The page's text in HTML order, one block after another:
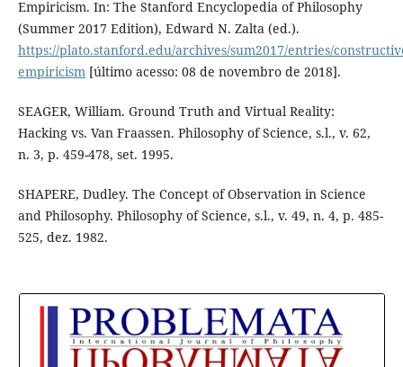
Empiricism. In: The Stanford Encyclopedia of Philosophy
(Summer 2017 Edition), Edward N. Zalta (ed.).
https://plato.stanford.edu/archives/sum2017/entries/
empiricism [último acesso: 08 de novembro de 2018].
SEAGER, William. Ground Truth and Virtual Reality:
Hacking vs. Van Fraassen. Philosophy of Science, s.l., v. 62,
n. 3, p. 459-478, set. 1995.
SHAPERE, Dudley. The Concept of Observation in Science
and Philosophy. Philosophy of Science, s.l., v. 49, n. 4, p. 485-
525, dez. 1982.